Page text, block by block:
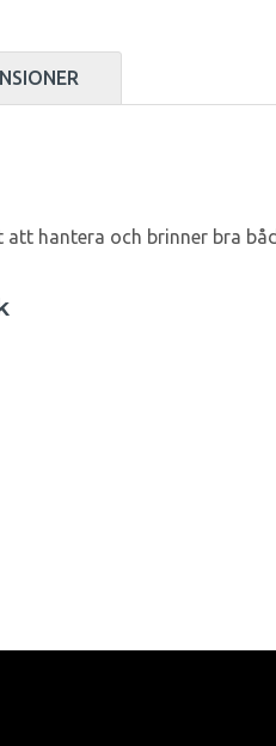
hantera och brinner bra